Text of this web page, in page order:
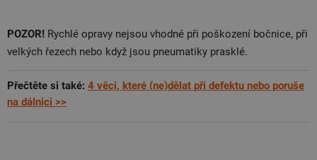
POZOR! Rychlé opravy nejsou vhodné při poškození bočnice, při
velkých řezech nebo když jsou pneumatiky prasklé.
Přečtěte si také: 4 věci, které (ne)dělat při defektu nebo poruše
na dálnici >>